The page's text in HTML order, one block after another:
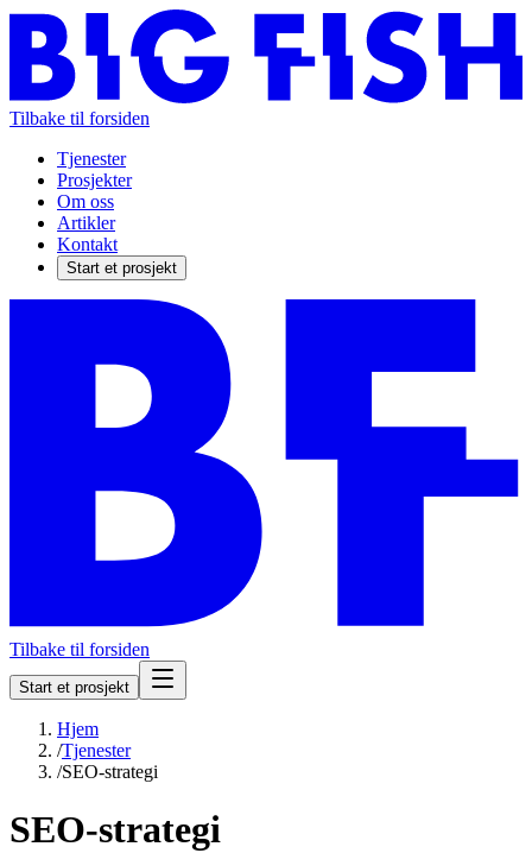
Tilbake til forsiden
Tjenester
Prosjekter
Om oss
Artikler
Kontakt
Start et prosjekt
Tilbake til forsiden
Start et prosjekt
Hjem
/Tjenester
/SEO-strategi
SEO-strategi